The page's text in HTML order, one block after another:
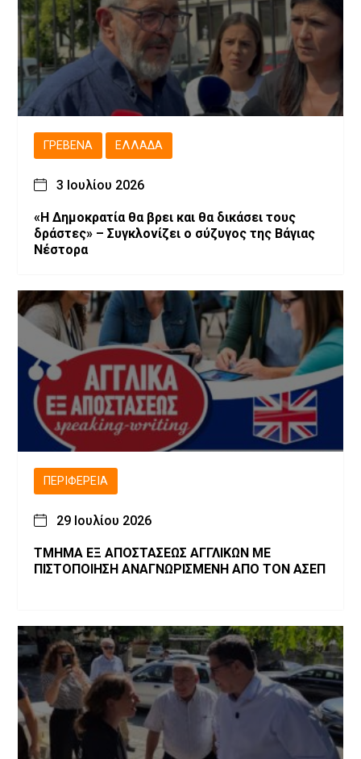
ΓΡΕΒΕΝΆ ΕΛΛΆΔΑ
3 Ιουλίου 2026
«Η Δημοκρατία θα βρει και θα δικάσει τους
δράστες» – Συγκλονίζει ο σύζυγος της Βάγιας
Νέστορα
ΠΕΡΙΦΈΡΕΙΑ
29 Ιουλίου 2026
ΤΜΗΜΑ ΕΞ ΑΠΟΣΤΑΣΕΩΣ ΑΓΓΛΙΚΩΝ ΜΕ
ΠΙΣΤΟΠΟΙΗΣΗ ΑΝΑΓΝΩΡΙΣΜΕΝΗ ΑΠΟ ΤΟΝ ΑΣΕΠ